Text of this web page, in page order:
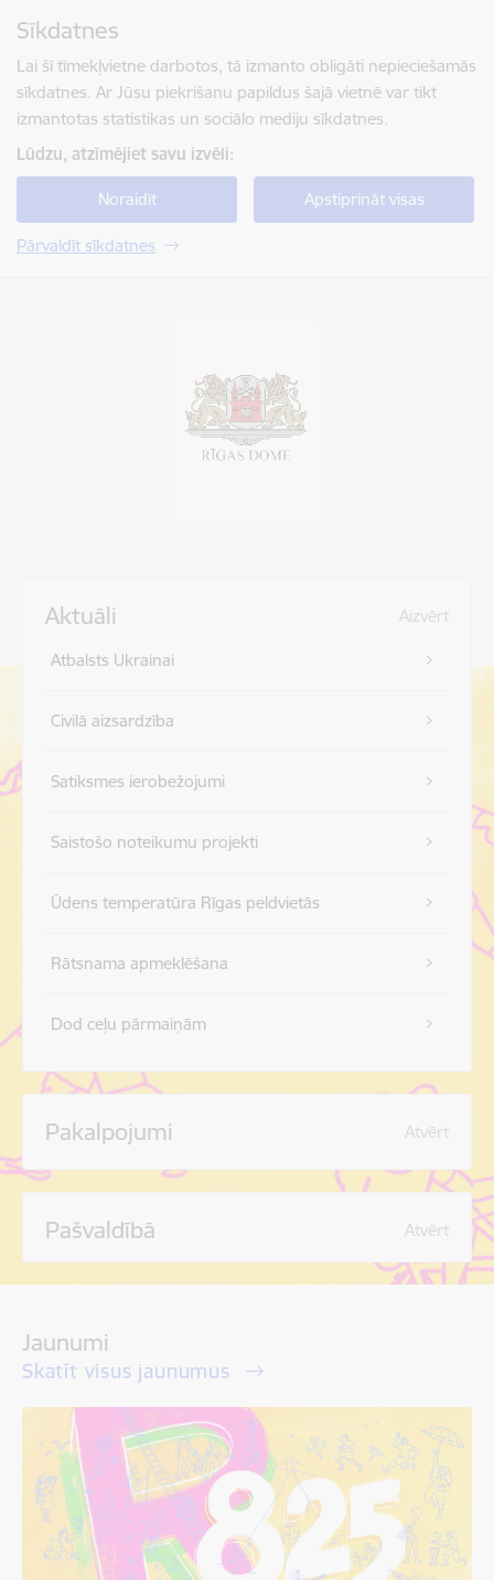
Sīkdatnes
Lai šī tīmekļvietne darbotos, tā izmanto obligāti nepieciešamās
sīkdatnes. Ar Jūsu piekrišanu papildus šajā vietnē var tikt
izmantotas statistikas un sociālo mediju sīkdatnes.
Lūdzu, atzīmējiet savu izvēli:
Noraidīt Apstiprināt visas
Pārvaldīt sīkdatnes
Aktuāli Aizvērt
Atbalsts Ukrainai
Civilā aizsardzība
Satiksmes ierobežojumi
Saistošo noteikumu projekti
Ūdens temperatūra Rīgas peldvietās
Rātsnama apmeklēšana
Dod ceļu pārmaiņām
Pakalpojumi Atvērt
Pašvaldībā Atvērt
Jaunumi
Skatīt visus jaunumus